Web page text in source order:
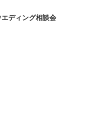
エディング相談会